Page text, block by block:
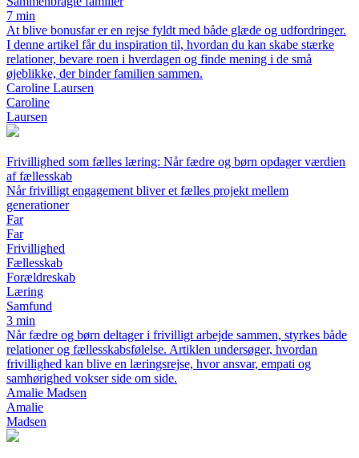
7 min
At blive bonusfar er en rejse fyldt med både glæde og udfordringer.
I denne artikel får du inspiration til, hvordan du kan skabe stærke
relationer, bevare roen i hverdagen og finde mening i de små
øjeblikke, der binder familien sammen.
Caroline Laursen
Caroline
Laursen
Frivillighed som fælles læring: Når fædre og børn opdager værdien
af fællesskab
Når frivilligt engagement bliver et fælles projekt mellem
generationer
Far
Far
Frivillighed
Fællesskab
Forældreskab
Læring
Samfund
3 min
Når fædre og børn deltager i frivilligt arbejde sammen, styrkes både
relationer og fællesskabsfølelse. Artiklen undersøger, hvordan
frivillighed kan blive en læringsrejse, hvor ansvar, empati og
samhørighed vokser side om side.
Amalie Madsen
Amalie
Madsen